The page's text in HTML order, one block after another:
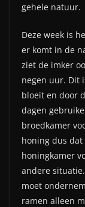
gehele natuur.
Deze week is
er komt in de
ziet de imker
negen uur. Dit
bloeit en door
dagen
broedkamer
honing dus dat
honingkamer
andere
moet
ramen alleen